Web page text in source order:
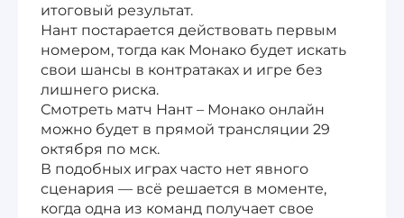
итоговый результат.
Нант постарается действовать первым
номером, тогда как Монако будет искать
свои шансы в контратаках и игре без
лишнего риска.
Смотреть матч Нант – Монако онлайн
можно будет в прямой трансляции 29
октября по мск.
В подобных играх часто нет явного
сценария — всё решается в моменте,
когда одна из команд получает свое